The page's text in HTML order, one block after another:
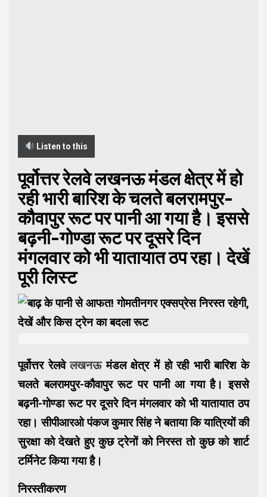
Listen to this
पूर्वोत्तर रेलवे लखनऊ मंडल क्षेत्र में हो
रही भारी बारिश के चलते बलरामपुर-
कौवापुर रूट पर पानी आ गया है। इससे
बढ़नी-गोण्डा रूट पर दूसरे दिन
मंगलवार को भी यातायात ठप रहा। देखें
पूरी लिस्ट
पूर्वोत्तर रेलवेलखनऊमंडल क्षेत्र में हो रही भारी बारिश के
चलते बलरामपुर-कौवापुर रूट पर पानी आ गया है। इससे
बढ़नी-गोण्डा रूट पर दूसरे दिन मंगलवार को भी यातायात ठप
रहा। सीपीआरओ पंकज कुमार सिंह ने बताया कि यात्रियों की
सुरक्षा को देखते हुए कुछ ट्रेनों को निरस्त तो कुछ को शार्ट
टर्मिनेट किया गया है।
निरस्तीकरण